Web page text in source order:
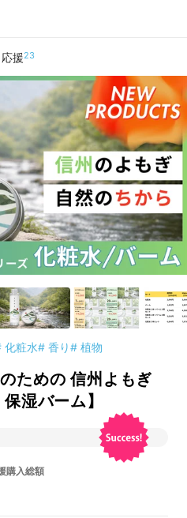
応援23
化粧水# 香り# 植物
ための 信州よもぎ
湿バーム】
購入総額